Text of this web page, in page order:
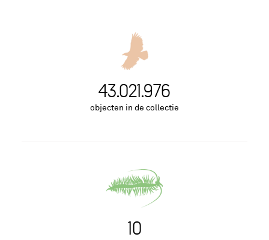
43.021.976
objecten in de collectie
10